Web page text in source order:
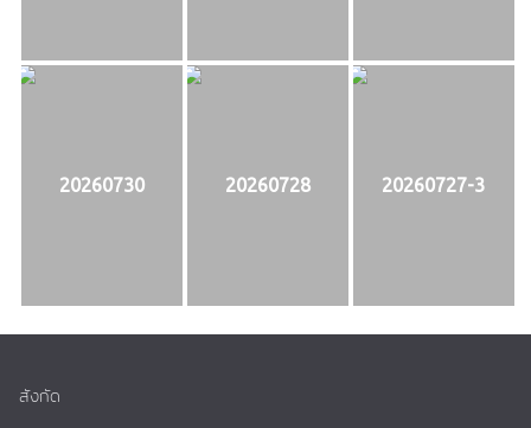
20260730 20260728 20260727-3
สังกัด